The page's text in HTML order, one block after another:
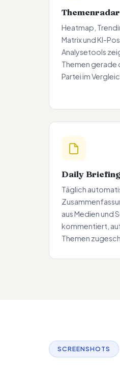
Themenradar
Heatmap,
Matrix und KI-
Analysetools
Themen gerade
Partei im
Daily
Täglich
aus Medien und
kommentiert,
Themen
SCREENSHOTS